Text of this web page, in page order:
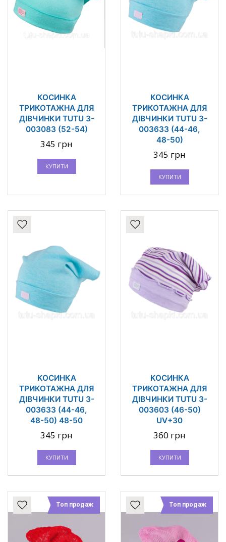
КОСИНКА
ТРИКОТАЖНА ДЛЯ
ДІВЧИНКИ TUTU 3-
003083 (52-54)
345 грн
КУПИТИ
КОСИНКА
ТРИКОТАЖНА ДЛЯ
ДІВЧИНКИ TUTU 3-
003633 (44-46,
48-50)
345 грн
КУПИТИ
КОСИНКА
ТРИКОТАЖНА ДЛЯ
ДІВЧИНКИ TUTU 3-
003633 (44-46,
48-50) 48-50
345 грн
КУПИТИ
КОСИНКА
ТРИКОТАЖНА ДЛЯ
ДІВЧИНКИ TUTU 3-
003603 (46-50)
UV+30
360 грн
КУПИТИ
Топ продаж Топ продаж